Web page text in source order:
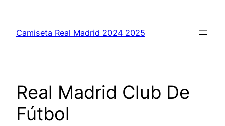
contenido
Camiseta Real Madrid 2024 2025
Real Madrid Club De
Fútbol